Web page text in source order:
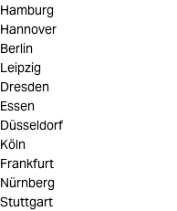
Hamburg
Hannover
Berlin
Leipzig
Dresden
Essen
Düsseldorf
Köln
Frankfurt
Nürnberg
Stuttgart